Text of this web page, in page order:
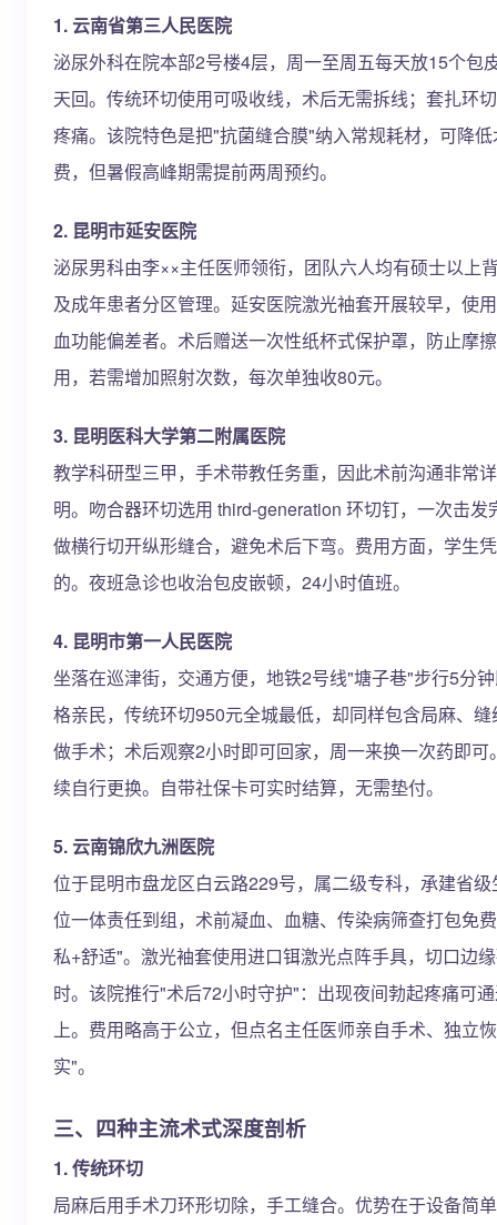
1. 云南省第三人民医院
泌尿外科在院本部2号楼4层，周一至周五每天放15个
天回。传统环切使用可吸收线，术后无需拆线；套扎环
疼痛。该院特色是把"抗菌缝合膜"纳入常规耗材，可降
费，但暑假高峰期需提前两周预约。
2. 昆明市延安医院
泌尿男科由李××主任医师领衔，团队六人均有硕士以上
及成年患者分区管理。延安医院激光袖套开展较早，使
血功能偏差者。术后赠送一次性纸杯式保护罩，防止摩
用，若需增加照射次数，每次单独收80元。
3. 昆明医科大学第二附属医院
教学科研型三甲，手术带教任务重，因此术前沟通非常
明。吻合器环切选用 third-generation 环切钉，一次击
做横行切开纵形缝合，避免术后下弯。费用方面，学生
的。夜班急诊也收治包皮嵌顿，24小时值班。
4. 昆明市第一人民医院
坐落在巡津街，交通方便，地铁2号线"塘子巷"步行5分
格亲民，传统环切950元全城最低，却同样包含局麻、
做手术；术后观察2小时即可回家，周一来换一次药即
续自行更换。自带社保卡可实时结算，无需垫付。
5. 云南锦欣九洲医院
位于昆明市盘龙区白云路229号，属二级专科，承建省
位一体责任到组，术前凝血、血糖、传染病筛查打包免
私+舒适"。激光袖套使用进口铒激光点阵手具，切口边
时。该院推行"术后72小时守护"：出现夜间勃起疼痛可
上。费用略高于公立，但点名主任医师亲自手术、独立
实"。
三、四种主流术式深度剖析
1. 传统环切
局麻后用手术刀环形切除，手工缝合。优势在于设备简